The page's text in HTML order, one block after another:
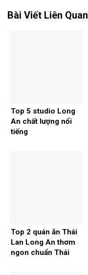
Bài Viết Liên Quan
Top 5 studio Long
An chất lượng nổi
tiếng
Top 2 quán ăn Thái
Lan Long An thơm
ngon chuẩn Thái